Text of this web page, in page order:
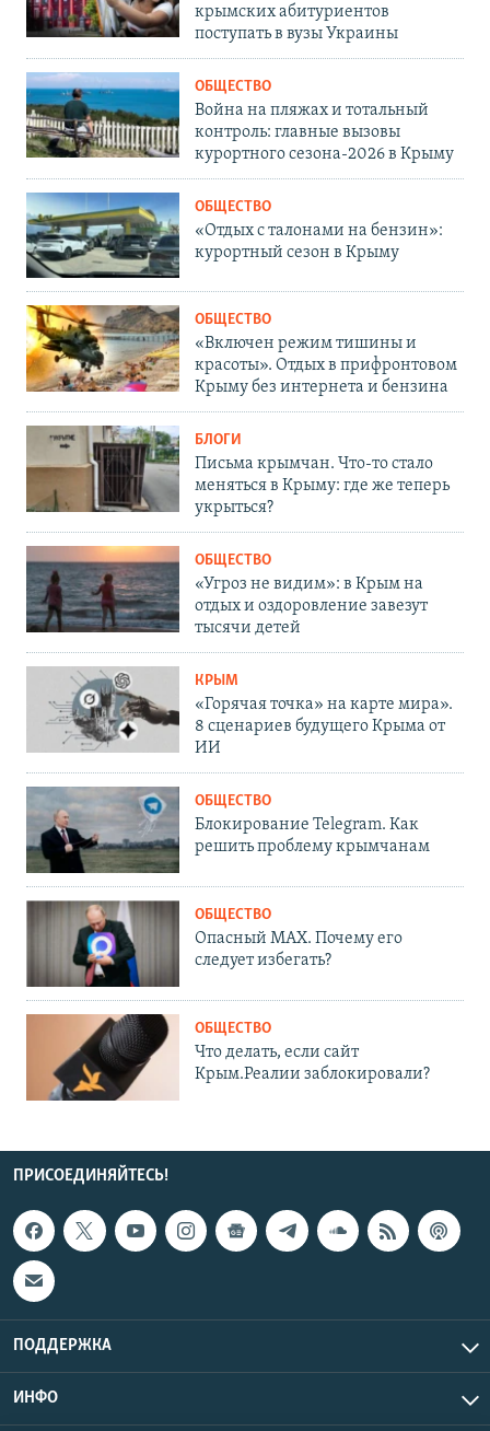
крымских абитуриентов
поступать в вузы Украины
ОБЩЕСТВО
Война на пляжах и тотальный
контроль: главные вызовы
курортного сезона-2026 в Крыму
ОБЩЕСТВО
«Отдых с талонами на бензин»:
курортный сезон в Крыму
ОБЩЕСТВО
«Включен режим тишины и
красоты». Отдых в прифронтовом
Крыму без интернета и бензина
БЛОГИ
Письма крымчан. Что-то стало
меняться в Крыму: где же теперь
укрыться?
ОБЩЕСТВО
«Угроз не видим»: в Крым на
отдых и оздоровление завезут
тысячи детей
КРЫМ
«Горячая точка» на карте мира».
8 сценариев будущего Крыма от
ИИ
ОБЩЕСТВО
Блокирование Telegram. Как
решить проблему крымчанам
ОБЩЕСТВО
Опасный MAX. Почему его
следует избегать?
ОБЩЕСТВО
Что делать, если сайт
Крым.Реалии заблокировали?
ПРИСОЕДИНЯЙТЕСЬ!
ПОДДЕРЖКА
ИНФО